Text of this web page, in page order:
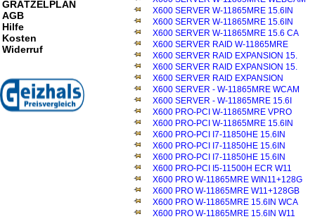
X600 SERVER W-11865MRE 15.6IN
X600 SERVER W-11865MRE 15.6IN
X600 SERVER W-11865MRE 15.6 CA
X600 SERVER RAID W-11865MRE
X600 SERVER RAID EXPANSION 15.
X600 SERVER RAID EXPANSION 15.
X600 SERVER RAID EXPANSION
X600 SERVER - W-11865MRE WCAM
X600 SERVER - W-11865MRE 15.6I
X600 PRO-PCI W-11865MRE VPRO
X600 PRO-PCI W-11865MRE 15.6IN
X600 PRO-PCI I7-11850HE 15.6IN
X600 PRO-PCI I7-11850HE 15.6IN
X600 PRO-PCI I7-11850HE 15.6IN
X600 PRO-PCI I5-11500H ECR W11
X600 PRO W-11865MRE WIN11+128G
X600 PRO W-11865MRE W11+128GB
X600 PRO W-11865MRE 15.6IN WCA
X600 PRO W-11865MRE 15.6IN W11
GRÄTZELPLAN
AGB
Hilfe
Kosten
Widerruf